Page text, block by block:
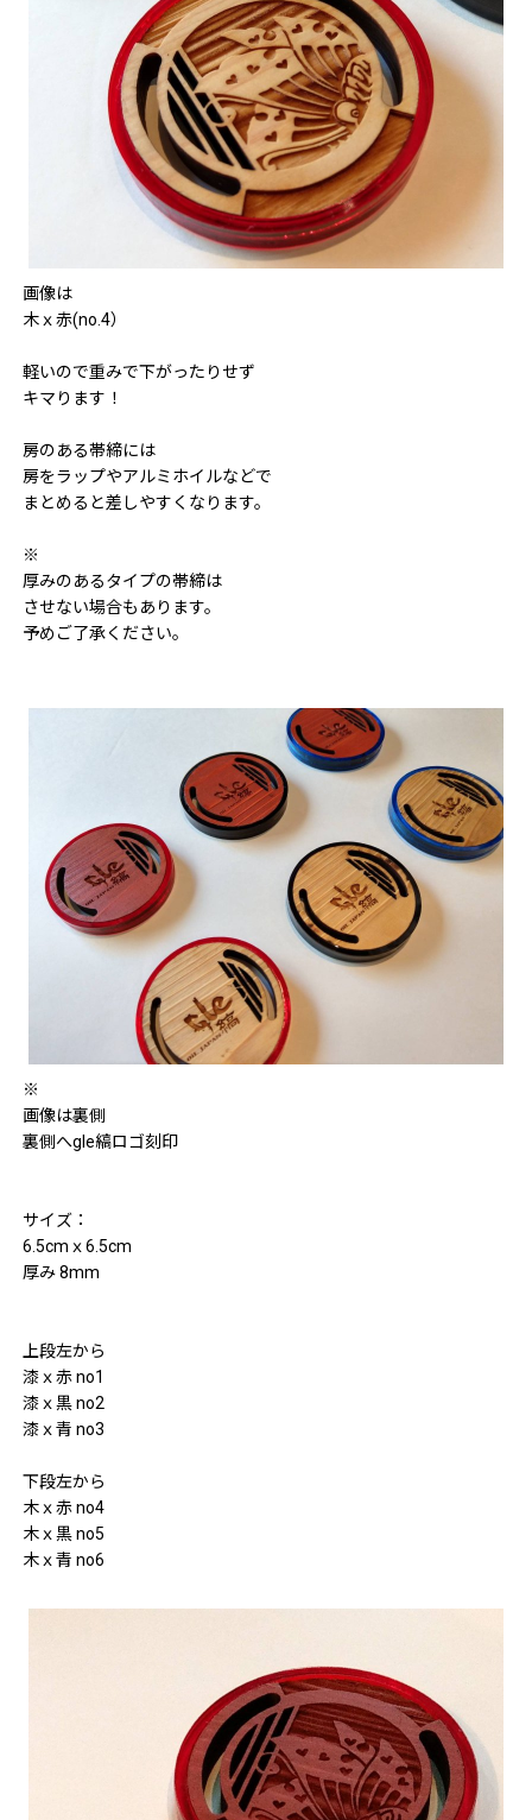
画像は
木ｘ赤(no.4）
軽いので重みで下がったりせず
キマります！
房のある帯締には
房をラップやアルミホイルなどで
まとめると差しやすくなります。
※
厚みのあるタイプの帯締は
させない場合もあります。
予めご了承ください。
※
画像は裏側
裏側へgle縞ロゴ刻印
サイズ：
6.5cmｘ6.5cm
厚み 8mm
上段左から
漆ｘ赤 no1
漆ｘ黒 no2
漆ｘ青 no3
下段左から
木ｘ赤 no4
木ｘ黒 no5
木ｘ青 no6